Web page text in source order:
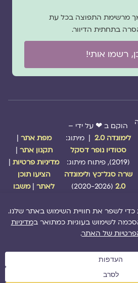
מרשימת התפוצה בכל עת
בתחתית הדיוור.
רשמו אותי!
הוקם ב ❤ על ידי –
לימונדה 2.0
| מיתוג:
סטודיו נופר דסקל
שרה סגל־כץולימונדה
2.0
(2020-2026)
מפת אתר|
תקנון אתר|
מדיניות פרטיות|
הציעו תוכן
לאתר| משבו